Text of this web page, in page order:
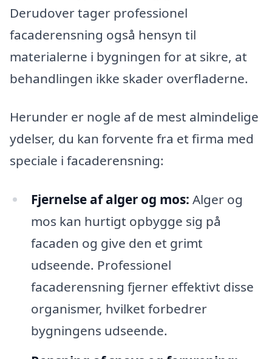
Derudover tager professionel
facaderensning også hensyn til
materialerne i bygningen for at sikre, at
behandlingen ikke skader overfladerne.
Herunder er nogle af de mest almindelige
ydelser, du kan forvente fra et firma med
speciale i facaderensning:
Fjernelse af alger og mos: Alger og
mos kan hurtigt opbygge sig på
facaden og give den et grimt
udseende. Professionel
facaderensning fjerner effektivt disse
organismer, hvilket forbedrer
bygningens udseende.